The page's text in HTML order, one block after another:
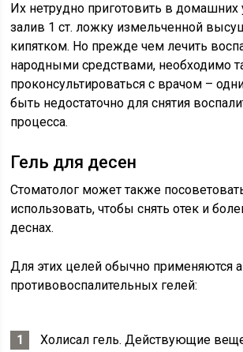
Их нетрудно приготовить в домашних
залив 1 ст. ложку измельченной
кипятком. Но прежде чем лечить
народными средствами, необходимо
проконсультироваться с врачом –
быть недостаточно для снятия
процесса.
Гель для десен
Стоматолог может также
использовать, чтобы снять отек и
деснах.
Для этих целей обычно применяются
противовоспалительных гелей:
Холисал гель. Действующие